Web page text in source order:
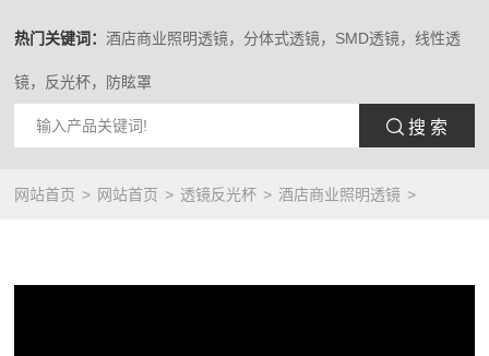
热门关键词： 酒店商业照明透镜，分体式透镜，SMD透镜，线性透
镜，反光杯，防眩罩
 搜 索
网站首页 网站首页 透镜反光杯 酒店商业照明透镜